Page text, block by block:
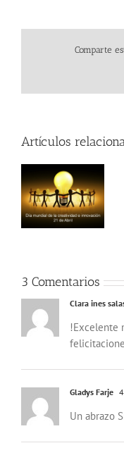
Comparte
Artículos
La verdadera
historia del
huevo de Colón
3 Comentarios
Clara ines
!Excelente
Gladys Farje
Un abrazo